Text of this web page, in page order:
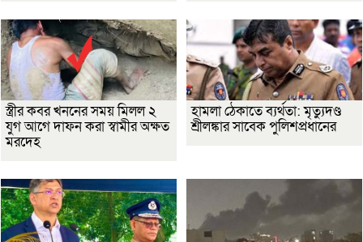
স্ত্রীর কবর খননের সময় মিলল ২
যুগ আগে দাফন করা স্বামীর অক্ষত
মরদেহ
হামলা ঠেকাতে ব্যর্থতা: মৃত্যুদণ্ড
শ্রীলঙ্কার সাবেক পুলিশপ্রধানের